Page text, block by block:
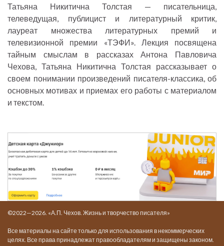
Татьяна Никитична Толстая — писательница,
телеведущая, публицист и литературный критик,
лауреат множества литературных премий и
телевизионной премии «ТЭФИ». Лекция посвящена
тайным смыслам в рассказах Антона Павловича
Чехова, Татьяна Никитична Толстая рассказывает о
своем понимании произведений писателя-классика, об
основных мотивах и приемах его работы с материалом
и текстом.
©2022—2026. «А.П. Чехов. Жизнь и творчество писателя»
Все материалы на сайте только для использования в некоммерческих
целях. Все права принадлежат правообладателям и защищены законом.